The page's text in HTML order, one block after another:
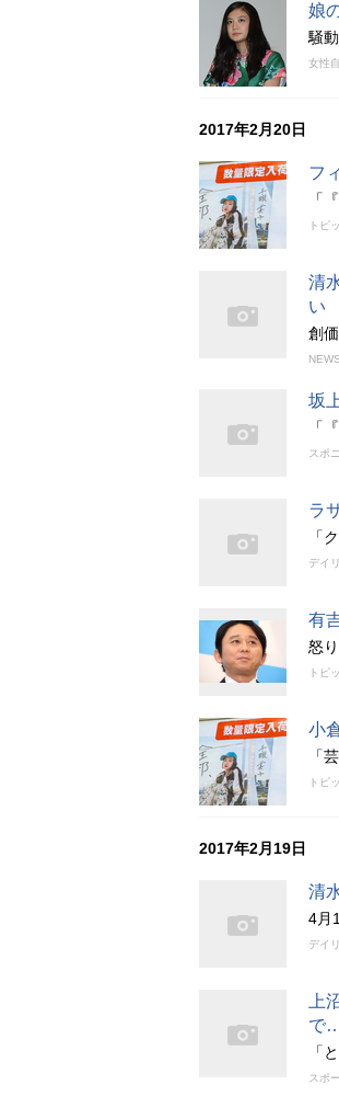
娘
騒
女性
2017年2月20日
フ
「
トピ
清
い
創
坂
「
スポ
ラ
「
デイ
有
怒
トピ
小
「
トピ
2017年2月19日
清
4月
デイ
上
で…
「
スポ